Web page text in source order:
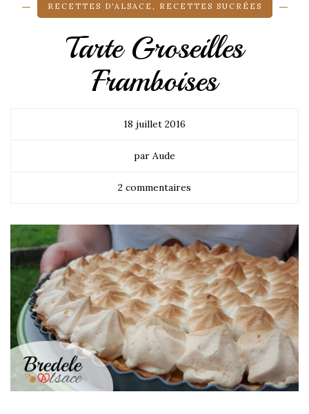
RECETTES D'ALSACE , RECETTES SUCRÉES
Tarte Groseilles
Framboises
18 juillet 2016
par Aude
2 commentaires